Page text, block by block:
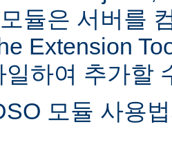
듈은 서버를
Extension
일하여 추가할
모듈 사용